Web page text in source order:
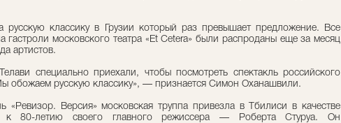
русскую классику в Грузии который раз превышает предложение. Все
гастроли московского театра «Et Cetera» были распроданы еще за месяц
артистов.
специально приехали, чтобы посмотреть спектакль российского
обожаем русскую классику», — признается Симон Оханашвили.
«Ревизор. Версия» московская труппа привезла в Тбилиси в качестве
к 80-летию своего главного режиссера — Роберта Стуруа. Он